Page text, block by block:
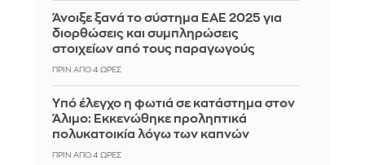
Άνοιξε ξανά το σύστημα ΕΑΕ 2025 για
διορθώσεις και συμπληρώσεις
στοιχείων από τους παραγωγούς
ΠΡΙΝ ΑΠΌ 4 ΏΡΕΣ
Yπό έλεγχο η φωτιά σε κατάστημα στον
Άλιμο: Εκκενώθηκε προληπτικά
πολυκατοικία λόγω των καπνών
ΠΡΙΝ ΑΠΌ 4 ΏΡΕΣ